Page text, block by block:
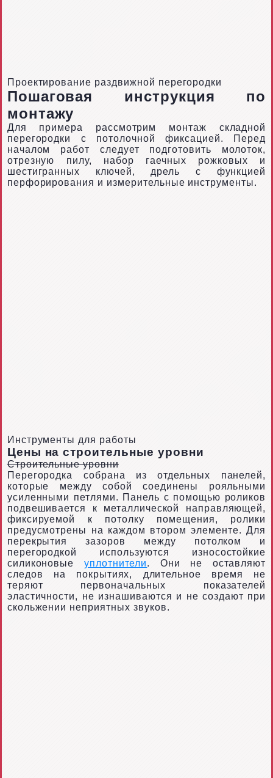
Проектирование раздвижной перегородки
Пошаговая инструкция по
монтажу
Для примера рассмотрим монтаж складной
перегородки с потолочной фиксацией. Перед
началом работ следует подготовить молоток,
отрезную пилу, набор гаечных рожковых и
шестигранных ключей, дрель с функцией
перфорирования и измерительные инструменты.
Инструменты для работы
Цены на строительные уровни
Строительные уровни
Перегородка собрана из отдельных панелей,
которые между собой соединены рояльными
усиленными петлями. Панель с помощью роликов
подвешивается к металлической направляющей,
фиксируемой к потолку помещения, ролики
предусмотрены на каждом втором элементе. Для
перекрытия зазоров между потолком и
перегородкой используются износостойкие
силиконовые уплотнители. Они не оставляют
следов на покрытиях, длительное время не
теряют первоначальных показателей
эластичности, не изнашиваются и не создают при
скольжении неприятных звуков.